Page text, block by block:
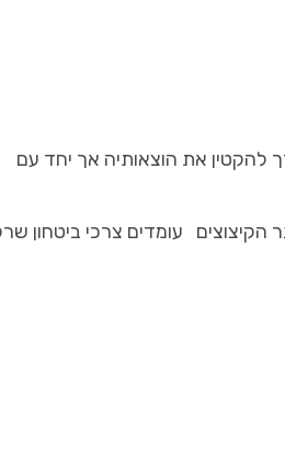
את הוצאותיה אך יחד עם
עומדים צרכי ביטחון